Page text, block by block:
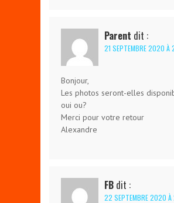
Parent dit :
21 SEPTEMBRE 2020 À
Bonjour,
Les photos seront-elles
oui ou?
Merci pour votre retour
Alexandre
FB dit :
22 SEPTEMBRE 2020